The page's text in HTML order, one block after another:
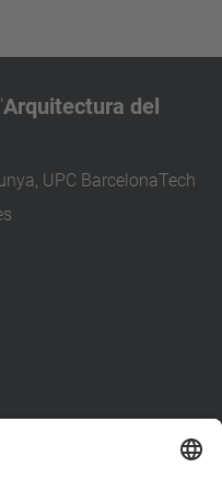
Arquitectura del
UPC BarcelonaTech